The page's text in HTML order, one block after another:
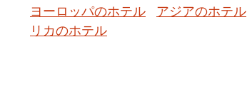
ヨーロッパのホテル
アジアのホテル
リカのホテル